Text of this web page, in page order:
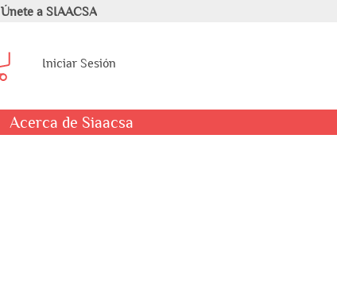
Únete a SIAACSA
Iniciar Sesión
Acerca de Siaacsa